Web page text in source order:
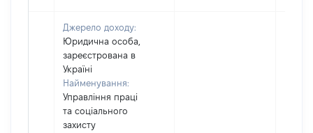
Джерело доходу:
Юридична особа,
зареєстрована в
Україні
Найменування:
Управління праці
та соціального
захисту